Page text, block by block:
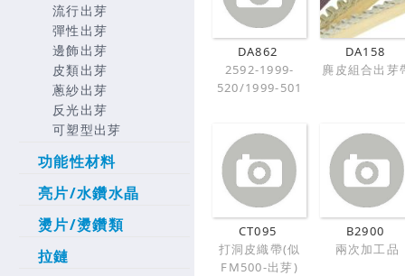
流行出芽
彈性出芽
邊飾出芽
皮類出芽
蔥紗出芽
反光出芽
可塑型出芽
功能性材料
亮片/水鑽水晶
燙片/燙鑽類
拉鏈
DA862
2592-1999-
520/1999-501
DA158
麂皮組合出芽
CT095
打洞皮織帶(似
FM500-出芽)
B2900
兩次加工品